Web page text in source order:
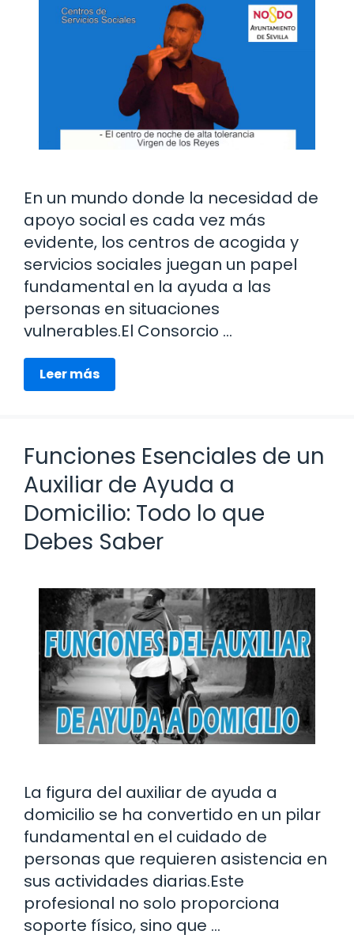
En un mundo donde la necesidad de
apoyo social es cada vez más
evidente, los centros de acogida y
servicios sociales juegan un papel
fundamental en la ayuda a las
personas en situaciones
vulnerables.El Consorcio …
Leer más
Funciones Esenciales de un
Auxiliar de Ayuda a
Domicilio: Todo lo que
Debes Saber
La figura del auxiliar de ayuda a
domicilio se ha convertido en un pilar
fundamental en el cuidado de
personas que requieren asistencia en
sus actividades diarias.Este
profesional no solo proporciona
soporte físico, sino que …